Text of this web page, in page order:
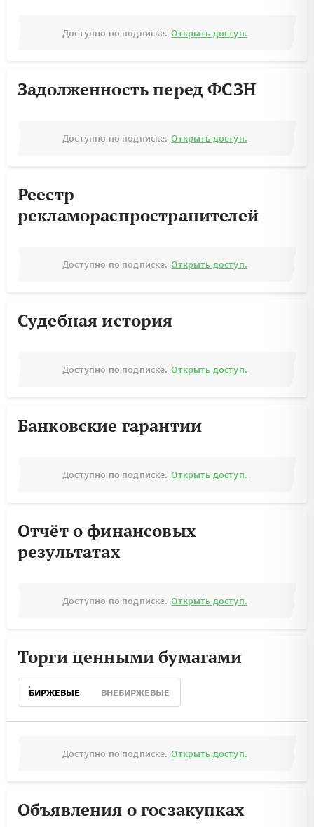
Доступно по подписке. Открыть доступ.
Задолженность перед ФСЗН
Доступно по подписке. Открыть доступ.
Реестр
рекламораспространителей
Доступно по подписке. Открыть доступ.
Судебная история
Доступно по подписке. Открыть доступ.
Банковские гарантии
Доступно по подписке. Открыть доступ.
Отчёт о финансовых
результатах
Доступно по подписке. Открыть доступ.
Торги ценными бумагами
БИРЖЕВЫЕ ВНЕБИРЖЕВЫЕ
Доступно по подписке. Открыть доступ.
Объявления о госзакупках